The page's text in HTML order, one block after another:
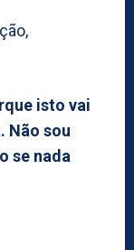
isto vai
Não sou
se nada